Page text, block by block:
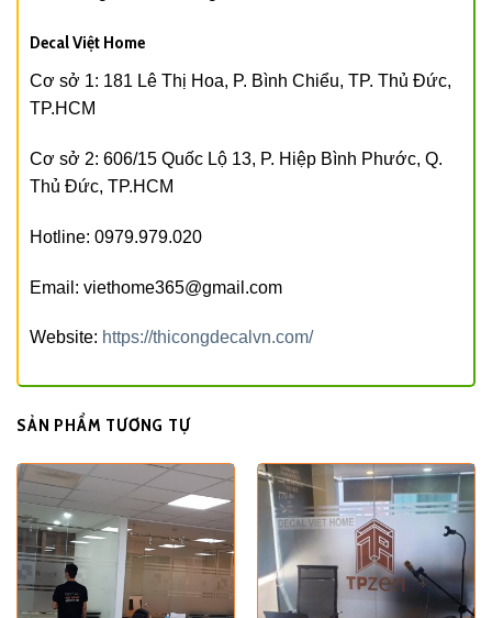
Decal Việt Home
Cơ sở 1: 181 Lê Thị Hoa, P. Bình Chiểu, TP. Thủ Đức,
TP.HCM
Cơ sở 2: 606/15 Quốc Lộ 13, P. Hiệp Bình Phước, Q.
Thủ Đức, TP.HCM
Hotline: 0979.979.020
Email: viethome365@gmail.com
Website: https://thicongdecalvn.com/
SẢN PHẨM TƯƠNG TỰ